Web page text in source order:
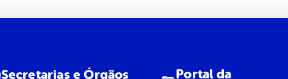
Secretarias e Órgãos
Portal da